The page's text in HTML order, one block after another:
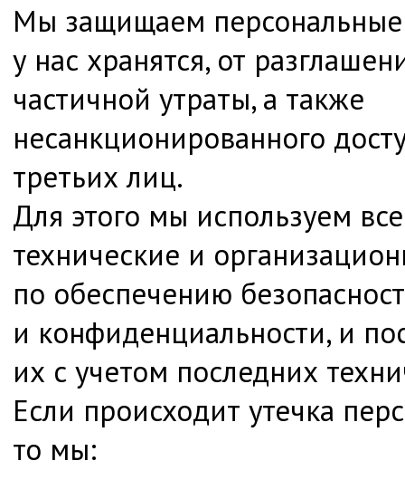
Мы защищаем
у нас хранятся, от
частичной утраты, а также
несанкционированного
третьих лиц.
Для этого мы используем
технические и
по обеспечению
и конфиденциальности, и
их с учетом последних
Если происходит утечка
то мы: